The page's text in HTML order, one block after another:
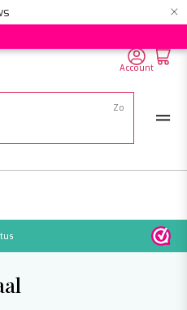
×
Account
Let